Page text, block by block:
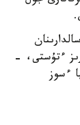
ارىز ءتۇستى، -
ءسوز